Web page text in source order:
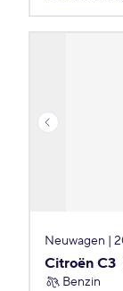
Neuwagen |
Citroën C3
Benzin